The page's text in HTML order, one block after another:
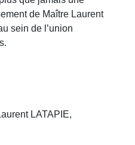
de Maître Laurent
sein de l’union
LATAPIE,